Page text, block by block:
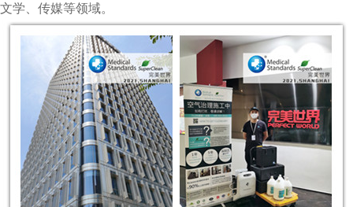
文学、传媒等领域。